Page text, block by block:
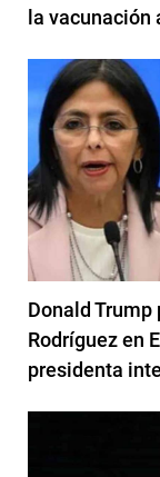
la vacunación
Donald
Rodríguez en
presidenta